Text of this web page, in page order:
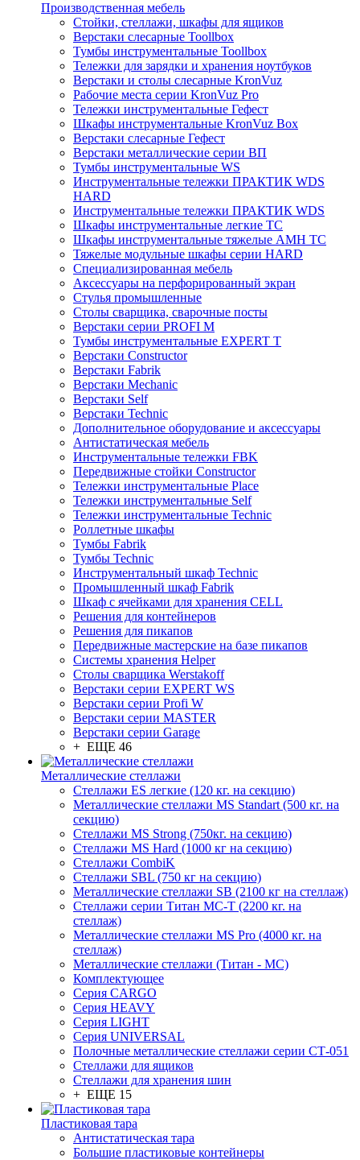
Производственная мебель
Стойки, стеллажи, шкафы для ящиков
Верстаки слесарные Toollbox
Тумбы инструментальные Toollbox
Тележки для зарядки и хранения ноутбуков
Верстаки и столы слесарные KronVuz
Рабочие места серии KronVuz Pro
Тележки инструментальные Гефест
Шкафы инструментальные KronVuz Box
Верстаки слесарные Гефест
Верстаки металлические серии ВП
Тумбы инструментальные WS
Инструментальные тележки ПРАКТИК WDS
HARD
Инструментальные тележки ПРАКТИК WDS
Шкафы инструментальные легкие ТС
Шкафы инструментальные тяжелые AMH TC
Тяжелые модульные шкафы серии HARD
Cпециализированная мебель
Аксессуары на перфорированный экран
Стулья промышленные
Столы сварщика, сварочные посты
Верстаки серии PROFI M
Тумбы инструментальные EXPERT T
Верстаки Constructor
Верстаки Fabrik
Верстаки Mechanic
Верстаки Self
Верстаки Technic
Дополнительное оборудование и аксессуары
Антистатическая мебель
Инструментальные тележки FBK
Передвижные стойки Constructor
Тележки инструментальные Place
Тележки инструментальные Self
Тележки инструментальные Technic
Роллетные шкафы
Тумбы Fabrik
Тумбы Technic
Инструментальный шкаф Technic
Промышленный шкаф Fabrik
Шкаф с ячейками для хранения CELL
Решения для контейнеров
Решения для пикапов
Передвижные мастерские на базе пикапов
Системы хранения Helper
Столы сварщика Werstakoff
Верстаки серии EXPERT WS
Верстаки серии Profi W
Верстаки серии MASTER
Верстаки серии Garage
+ ЕЩЕ 46
Металлические стеллажи
Стеллажи ES легкие (120 кг. на секцию)
Металлические стеллажи MS Standart (500 кг. на
секцию)
Стеллажи MS Strong (750кг. на секцию)
Стеллажи MS Hard (1000 кг на секцию)
Стеллажи CombiK
Стеллажи SBL (750 кг на секцию)
Металлические стеллажи SB (2100 кг на стеллаж)
Стеллажи серии Титан МС-Т (2200 кг. на
стеллаж)
Металлические стеллажи MS Pro (4000 кг. на
стеллаж)
Металлические стеллажи (Титан - МС)
Комплектующее
Серия CARGO
Серия HEAVY
Серия LIGHT
Серия UNIVERSAL
Полочные металлические стеллажи серии СТ-051
Стеллажи для ящиков
Стеллажи для хранения шин
+ ЕЩЕ 15
Пластиковая тара
Антистатическая тара
Большие пластиковые контейнеры